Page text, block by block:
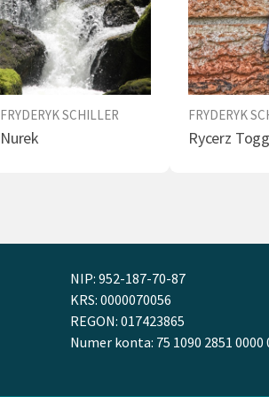
FRYDERYK SCHILLER
Nurek
FRYDERYK
Rycerz
NIP: 952-187-70-87
KRS: 0000070056
REGON: 017423865
Numer konta: 75 1090 2851 0000